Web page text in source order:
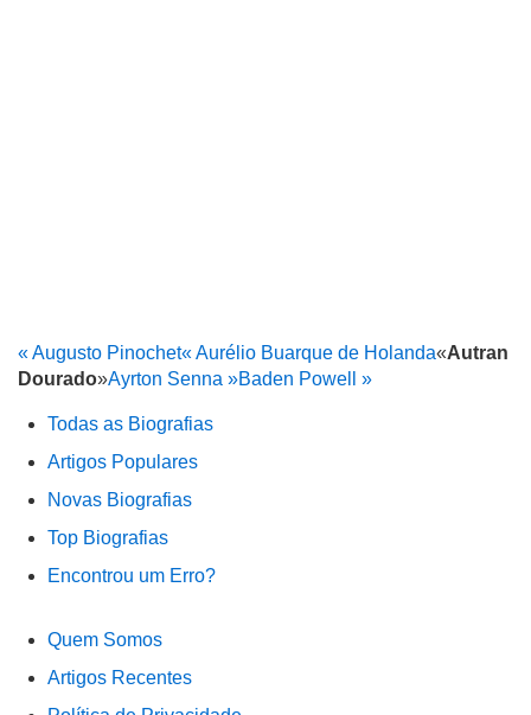
« Augusto Pinochet« Aurélio Buarque de Holanda«Autran
Dourado»Ayrton Senna »Baden Powell »
Todas as Biografias
Artigos Populares
Novas Biografias
Top Biografias
Encontrou um Erro?
Quem Somos
Artigos Recentes